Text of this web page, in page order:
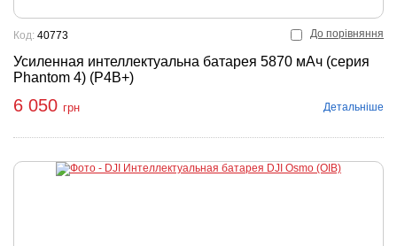
До порівняння
Усиленная интеллектуальна батарея 5870 мАч (серия
Phantom 4) (P4B+)
Код: 40773
6 050 грн Детальніше